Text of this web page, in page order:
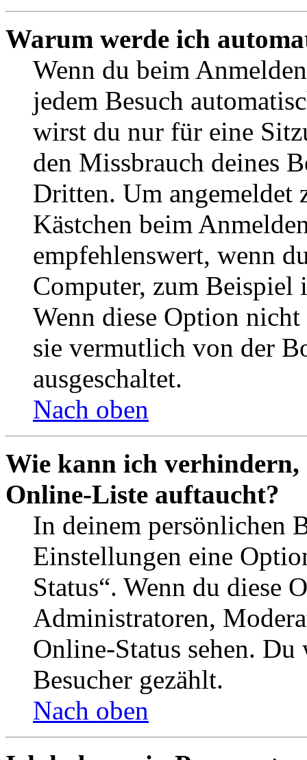
Warum werde ich
Wenn du beim
jedem Besuch
wirst du nur für eine
den Missbrauch deines
Dritten. Um angemeldet
Kästchen beim
empfehlenswert, wenn
Computer, zum Beispiel
Wenn diese Option
sie vermutlich von der
ausgeschaltet.
Nach oben
Wie kann ich verhindern,
Online-Liste auftaucht?
In deinem persönlichen
Einstellungen eine
Status“. Wenn du diese
Administratoren,
Online-Status sehen.
Besucher gezählt.
Nach oben